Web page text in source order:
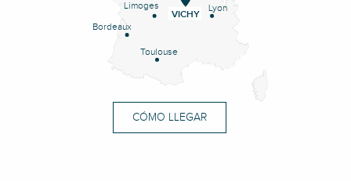
Lyon
Limoges
Bordeaux
Toulouse
VICHY
CÓMO LLEGAR